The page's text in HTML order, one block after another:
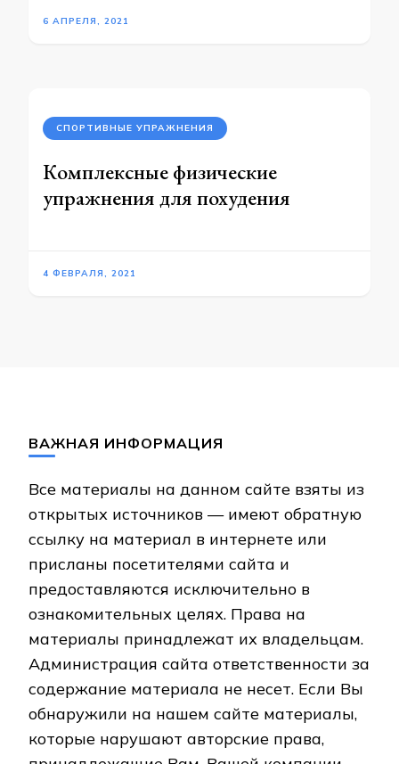
6 АПРЕЛЯ, 2021
СПОРТИВНЫЕ УПРАЖНЕНИЯ
Комплексные физические
упражнения для похудения
4 ФЕВРАЛЯ, 2021
ВАЖНАЯ ИНФОРМАЦИЯ
Все материалы на данном сайте взяты из
открытых источников — имеют обратную
ссылку на материал в интернете или
присланы посетителями сайта и
предоставляются исключительно в
ознакомительных целях. Права на
материалы принадлежат их владельцам.
Администрация сайта ответственности за
содержание материала не несет. Если Вы
обнаружили на нашем сайте материалы,
которые нарушают авторские права,